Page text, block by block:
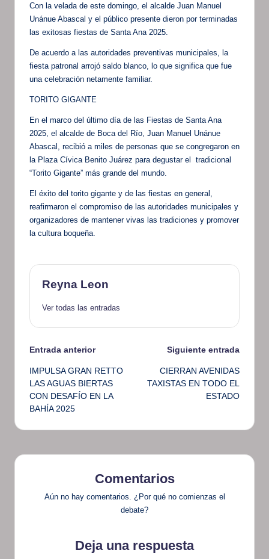
Con la velada de este domingo, el alcalde Juan Manuel
Unánue Abascal y el público presente dieron por terminadas
las exitosas fiestas de Santa Ana 2025.
De acuerdo a las autoridades preventivas municipales, la
fiesta patronal arrojó saldo blanco, lo que significa que fue
una celebración netamente familiar.
TORITO GIGANTE
En el marco del último día de las Fiestas de Santa Ana
2025, el alcalde de Boca del Río, Juan Manuel Unánue
Abascal, recibió a miles de personas que se congregaron en
la Plaza Cívica Benito Juárez para degustar el tradicional
“Torito Gigante” más grande del mundo.
El éxito del torito gigante y de las fiestas en general,
reafirmaron el compromiso de las autoridades municipales y
organizadores de mantener vivas las tradiciones y promover
la cultura boqueña.
Reyna Leon
Ver todas las entradas
Navegación
de
entradas
Entrada anterior
IMPULSA GRAN RETTO
LAS AGUAS BIERTAS
CON DESAFÍO EN LA
BAHÍA 2025
Siguiente entrada
CIERRAN AVENIDAS
TAXISTAS EN TODO EL
ESTADO
Comentarios
Aún no hay comentarios. ¿Por qué no comienzas el
debate?
Deja una respuesta